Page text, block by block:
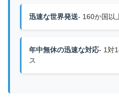
迅速な世界発送- 160か国以
年中無休の迅速な対応- 1対
ス